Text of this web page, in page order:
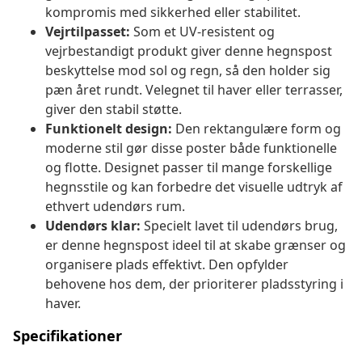
kompromis med sikkerhed eller stabilitet.
Vejrtilpasset: Som et UV-resistent og
vejrbestandigt produkt giver denne hegnspost
beskyttelse mod sol og regn, så den holder sig
pæn året rundt. Velegnet til haver eller terrasser,
giver den stabil støtte.
Funktionelt design: Den rektangulære form og
moderne stil gør disse poster både funktionelle
og flotte. Designet passer til mange forskellige
hegnsstile og kan forbedre det visuelle udtryk af
ethvert udendørs rum.
Udendørs klar: Specielt lavet til udendørs brug,
er denne hegnspost ideel til at skabe grænser og
organisere plads effektivt. Den opfylder
behovene hos dem, der prioriterer pladsstyring i
haver.
Specifikationer